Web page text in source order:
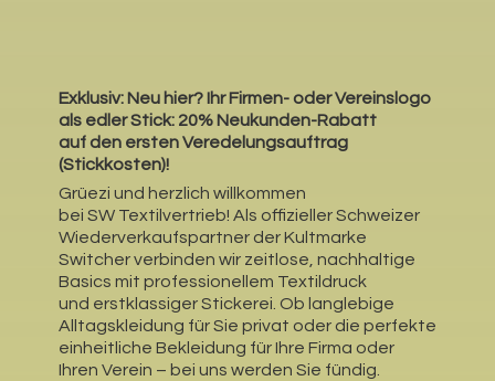
Exklusiv: Neu hier? Ihr Firmen- oder Vereinslogo
als edler Stick: 20% Neukunden-Rabatt
auf den ersten Veredelungsauftrag
(Stickkosten)!
Grüezi und herzlich willkommen
bei SW Textilvertrieb! Als offizieller Schweizer
Wiederverkaufspartner der Kultmarke
Switcher verbinden wir zeitlose, nachhaltige
Basics mit professionellem Textildruck
und erstklassiger Stickerei. Ob langlebige
Alltagskleidung für Sie privat oder die perfekte
einheitliche Bekleidung für Ihre Firma oder
Ihren Verein – bei uns werden Sie fündig.